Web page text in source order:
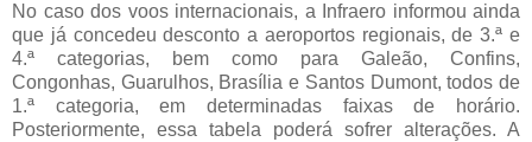
No caso dos voos internacionais, a Infraero informou ainda
que já concedeu desconto a aeroportos regionais, de 3.ª e
4.ª categorias, bem como para Galeão, Confins,
Congonhas, Guarulhos, Brasília e Santos Dumont, todos de
1.ª categoria, em determinadas faixas de horário.
Posteriormente, essa tabela poderá sofrer alterações. A